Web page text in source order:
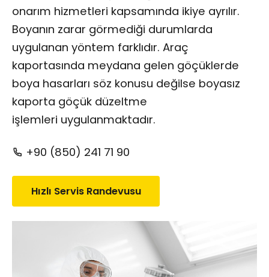
onarım hizmetleri kapsamında ikiye ayrılır.
Boyanın zarar görmediği durumlarda
uygulanan yöntem farklıdır. Araç
kaportasında meydana gelen göçüklerde
boya hasarları söz konusu değilse boyasız
kaporta göçük düzeltme
işlemleri uygulanmaktadır.
+90 (850) 241 71 90
Hızlı Servis Randevusu